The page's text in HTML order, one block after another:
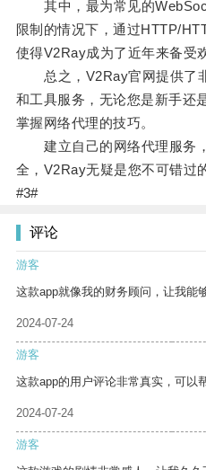
其中，最为常见的
限制的情况下，通过HTTP/
使得V2Ray成为了近年来备受
总之，V2Ray官网提供了
和工具服务，无论您是新手还
掌握网络代理的技巧。
建立自己的网络代理服务
全，V2Ray无疑是您不可错过
#3#
评论
游客
这款app就像我的财务顾问，让我能
2024-07-24
游客
这款app的用户评论非常真实，可以
2024-07-24
游客